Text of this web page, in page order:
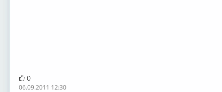
0
06.09.2011 12:30